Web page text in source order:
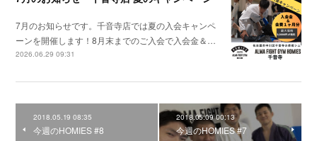
7月のお知らせです。千音寺店では夏の入会キャンペ
ーンを開催します！8月末までのご入会で入会金＆…
2026.06.29 09:31
2018.05.19 08:35
今週のHOMIES #8
2018.05.09 00:13
今週のHOMIES #7